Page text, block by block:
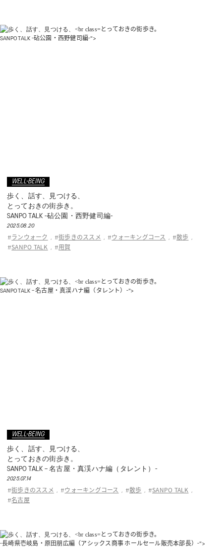
とっておきの街歩き。
SANPO TALK -砧公園・西野健司編-">
WELL-BEING
歩く、話す、見つける、
とっておきの街歩き。
SANPO TALK -砧公園・西野健司編-
2025.08.20
# ランウォーク , #街歩きのススメ , # ウォーキングコース , #散歩 ,
# SANPO TALK , # 用賀
とっておきの街歩き。
SANPO TALK – 名古屋・真渓ハナ編（タレント）-">
WELL-BEING
歩く、話す、見つける、
とっておきの街歩き。
SANPO TALK – 名古屋・真渓ハナ編（タレント）-
2025.07.14
#街歩きのススメ , # ウォーキングコース , #散歩 , # SANPO TALK
,
#名古屋
とっておきの街歩き。
-長崎県壱岐島・原田朋広編（アシックス商事 ホールセール販売本部長）-">